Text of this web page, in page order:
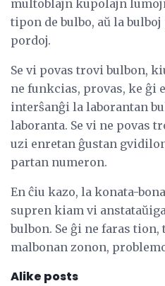
multoblajn kupolajn
tipon de bulbo, aŭ la
pordoj.
Se vi povas trovi bulbon,
ne funkcias, provas, ke ĝi
interŝanĝi la laborantan
laboranta. Se vi ne povas
uzi enretan ĝustan
partan numeron.
En ĉiu kazo, la konata-
supren kiam vi
bulbon. Se ĝi ne faras
malbonan zonon,
Alike posts